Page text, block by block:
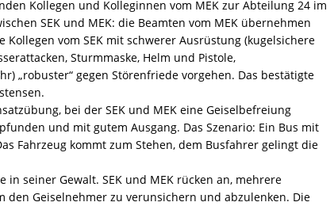
Kollegen und Kolleginnen vom MEK zur Abteilung 24 im
SEK und MEK: die Beamten vom MEK übernehmen
vom SEK mit schwerer Ausrüstung (kugelsichere
Sturmmaske, Helm und Pistole,
„robuster“ gegen Störenfriede vorgehen. Das bestätigte
bei der SEK und MEK eine Geiselbefreiung
und mit gutem Ausgang. Das Szenario: Ein Bus mit
Fahrzeug kommt zum Stehen, dem Busfahrer gelingt die
in seiner Gewalt. SEK und MEK rücken an, mehrere
den Geiselnehmer zu verunsichern und abzulenken. Die